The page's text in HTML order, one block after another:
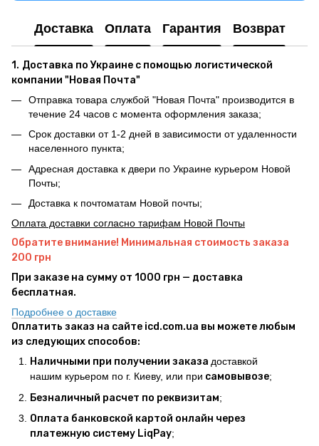
Доставка Оплата Гарантия Возврат
1. Доставка по Украине с помощью логистической
компании "Новая Почта"
Отправка товара службой "Новая Почта" производится в
течение 24 часов с момента оформления заказа;
Срок доставки от 1-2 дней в зависимости от удаленности
населенного пункта;
Адресная доставка к двери по Украине курьером Новой
Почты;
Доставка к почтоматам Новой почты;
Оплата доставки согласно тарифам Новой Почты
Обратите внимание! Минимальная стоимость заказа
200 грн
При заказе на сумму от 1000 грн — доставка
бесплатная.
Подробнее о доставке
Оплатить заказ на сайте icd.com.ua вы можете любым
из следующих способов:
Наличными при получении заказа доставкой
нашим курьером по г. Киеву, или при самовывозе;
Безналичный расчет по реквизитам;
Оплата банковской картой онлайн через
платежную систему LiqPay;